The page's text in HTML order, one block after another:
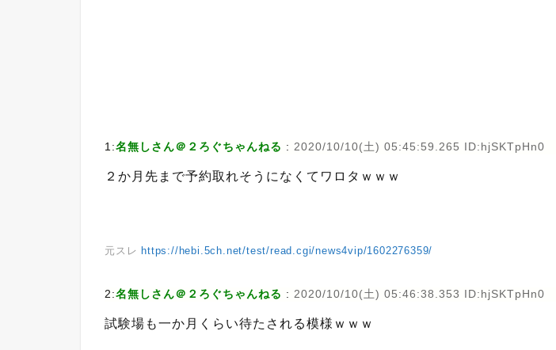
1:名無しさん＠２ろぐちゃんねる : 2020/10/10(土) 05:45:59.265 ID:hjSKTpHn0
２か月先まで予約取れそうになくてワロタｗｗｗ
元スレ https://hebi.5ch.net/test/read.cgi/news4vip/1602276359/
2:名無しさん＠２ろぐちゃんねる : 2020/10/10(土) 05:46:38.353 ID:hjSKTpHn0
試験場も一か月くらい待たされる模様ｗｗｗ